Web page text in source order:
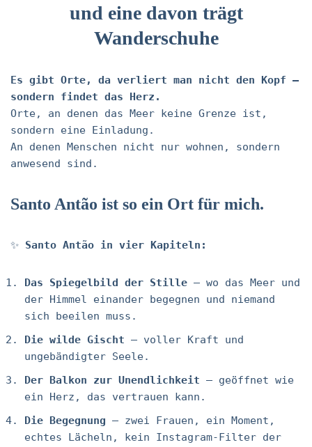
und eine davon trägt
Wanderschuhe
Es gibt Orte, da verliert man nicht den Kopf –
sondern findet das Herz.
Orte, an denen das Meer keine Grenze ist,
sondern eine Einladung.
An denen Menschen nicht nur wohnen, sondern
anwesend sind.
Santo Antão ist so ein Ort für mich.
✨ Santo Antão in vier Kapiteln:
Das Spiegelbild der Stille – wo das Meer und
der Himmel einander begegnen und niemand
sich beeilen muss.
Die wilde Gischt – voller Kraft und
ungebändigter Seele.
Der Balkon zur Unendlichkeit – geöffnet wie
ein Herz, das vertrauen kann.
Die Begegnung – zwei Frauen, ein Moment,
echtes Lächeln, kein Instagram-Filter der